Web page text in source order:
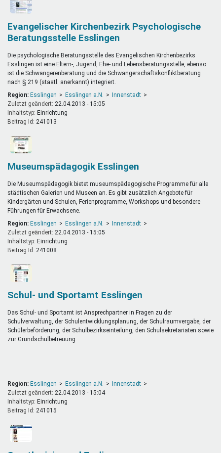
Evangelischer Kirchenbezirk Psychologische
Beratungsstelle Esslingen
Die psychologische Beratungsstelle des Evangelischen Kirchenbezirks
Esslingen ist eine Eltern-, Jugend, Ehe- und Lebensberatungsstelle, ebenso
ist die Schwangerenberatung und die Schwangerschaftskonfliktberatung
nach § 219 (staatl. anerkannt) integriert.
Region: Esslingen Esslingen a.N.
Innenstadt
Zuletzt geändert: 22.04.2013 - 15:05
Inhaltstyp:
einrichtung
Beitrag Id: 241013
Museumspädagogik Esslingen
Die Museumspädagogik bietet museumspädagogische Programme für alle
städtischen Galerien und Museen an. Es gibt zusätzlich Angebote für
Kindergärten und Schulen, Ferienprogramme, Workshops und besondere
Führungen für Erwachsene.
Region: Esslingen Esslingen a.N.
Innenstadt
Zuletzt geändert: 22.04.2013 - 15:05
Inhaltstyp:
einrichtung
Beitrag Id: 241008
Schul- und Sportamt Esslingen
Das Schul- und Sportamt ist Ansprechpartner in Fragen zu der
Schulverwaltung, der Schulentwicklungsplanung, der Schulraumvergabe, der
Schülerbeförderung, der Schulbezirkseinteilung, den Schulsekretariaten sowie
zur Grundschulbetreuung.
Region: Esslingen Esslingen a.N.
Innenstadt
Zuletzt geändert: 22.04.2013 - 15:04
Inhaltstyp:
einrichtung
Beitrag Id: 241015